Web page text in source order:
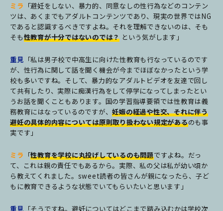
ミラ 「避妊をしない、暴力的、同意なしの性行為などのコンテン
ツは、あくまでもアダルトコンテンツであり、現実の世界ではNG
であると認識するべきですよね。それを理解できないのは、そも
そも性教育が十分ではないのでは？ という気がします」
重見 「私は男子校で中高生に向けた性教育も行なっているのです
が、性行為に関して話を聞く機会が今までほぼなかったという学
校も多いですね。そして、暴力的なアダルトビデオを友達で回し
て共有したり、実際に痴漢行為をして停学になってしまったとい
うお話を聞くこともあります。国の学習指導要領では性教育は義
務教育にはなっているのですが、妊娠の経過や性交、それに伴う
避妊の具体的内容については原則取り扱わない規定があるのも事
実です」
ミラ 「性教育を学校に丸投げしているのも問題ですよね。だっ
て、これは親の責任でもあるから。実際、私の父は私が幼い頃か
ら教えてくれました。sweet読者の皆さんが親になったら、子ど
もに教育できるような状態でいてもらいたいと思います」
重見 「そうですね。避妊についてはどこまで踏み込むかは学校次